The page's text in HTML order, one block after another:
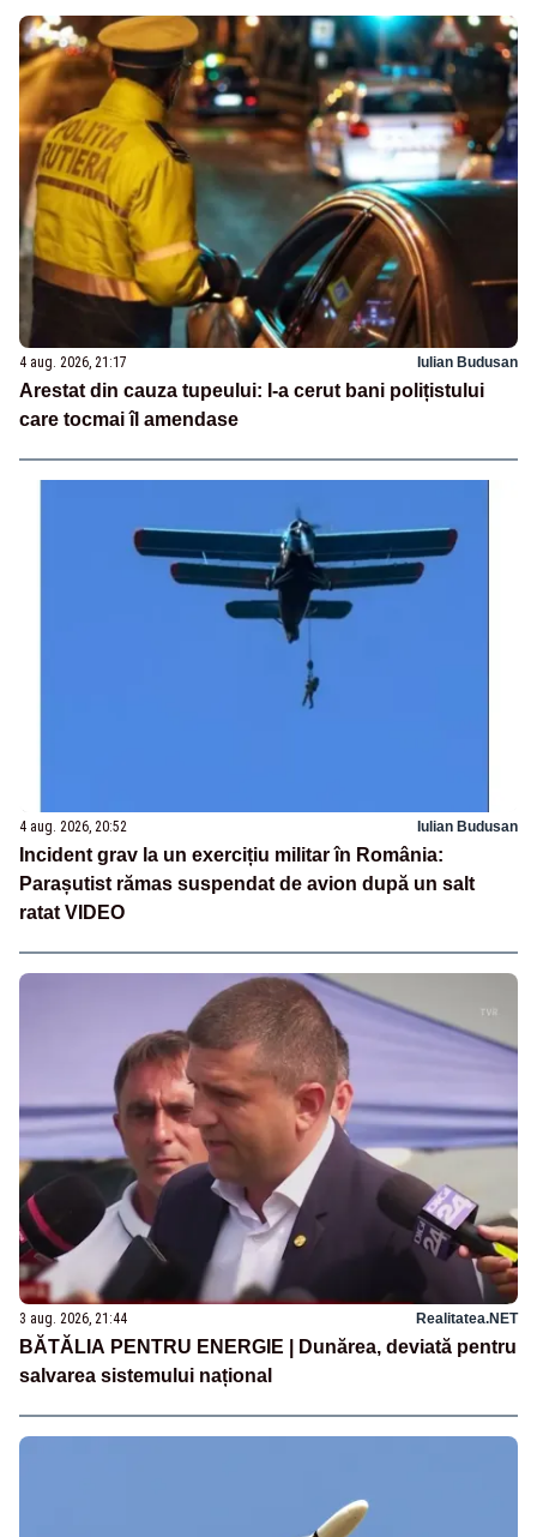
4 aug. 2026, 21:17 Iulian Budusan
Arestat din cauza tupeului: I-a cerut bani polițistului
care tocmai îl amendase
4 aug. 2026, 20:52 Iulian Budusan
Incident grav la un exercițiu militar în România:
Parașutist rămas suspendat de avion după un salt
ratat VIDEO
3 aug. 2026, 21:44 Realitatea.NET
BĂTĂLIA PENTRU ENERGIE | Dunărea, deviată pentru
salvarea sistemului național